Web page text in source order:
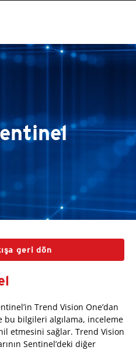
geri dön
Trend Vision One’dan
bu bilgileri algılama, inceleme
etmesini sağlar. Trend Vision
Sentinel’deki diğer